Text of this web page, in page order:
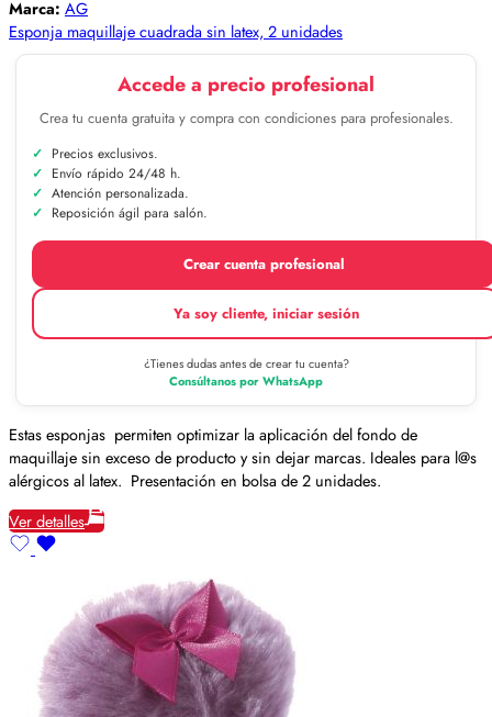
Marca: AG
Esponja maquillaje cuadrada sin latex, 2 unidades
Accede a precio profesional
Crea tu cuenta gratuita y compra con condiciones para profesionales.
Precios exclusivos.
Envío rápido 24/48 h.
Atención personalizada.
Reposición ágil para salón.
Crear cuenta profesional
Ya soy cliente, iniciar sesión
¿Tienes dudas antes de crear tu cuenta?
Consúltanos por WhatsApp
Estas esponjas permiten optimizar la aplicación del fondo de
maquillaje sin exceso de producto y sin dejar marcas. Ideales para l@s
alérgicos al latex. Presentación en bolsa de 2 unidades.
Ver detalles